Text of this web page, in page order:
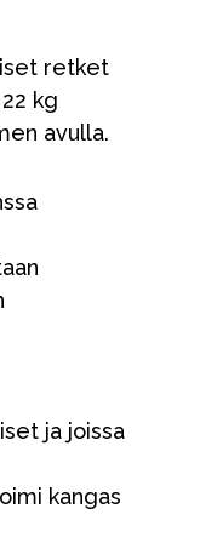
retket
kg
avulla.
ja joissa
kangas